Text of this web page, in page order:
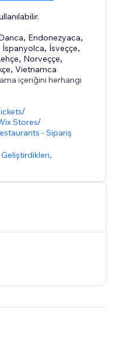
, Endonezyaca,
İspanyolca, İsveççe,
, Norveççe,
,Vietnamca
içeriğini herhangi
/
Stores/
- Sipariş
,